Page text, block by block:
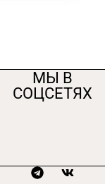
МЫ В
СОЦСЕТЯХ